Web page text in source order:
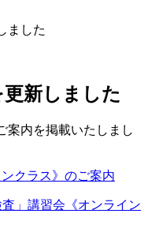
ました
新しました
案内を掲載いたしまし
クラス》のご案内
」講習会《オンライン